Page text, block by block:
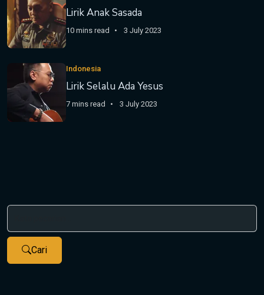
Lirik Anak Sasada
10 mins read 3 July 2023
Indonesia
Lirik Selalu Ada Yesus
7 mins read 3 July 2023
Cari